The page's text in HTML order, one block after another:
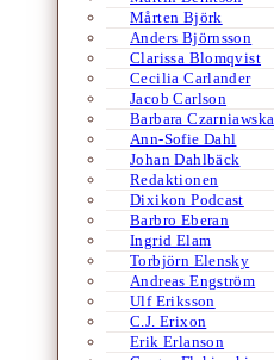
Mårten Björk
Anders Björnsson
Clarissa Blomqvist
Cecilia Carlander
Jacob Carlson
Barbara Czarniawska
Ann-Sofie Dahl
Johan Dahlbäck
Redaktionen
Dixikon Podcast
Barbro Eberan
Ingrid Elam
Torbjörn Elensky
Andreas Engström
Ulf Eriksson
C.J. Erixon
Erik Erlanson